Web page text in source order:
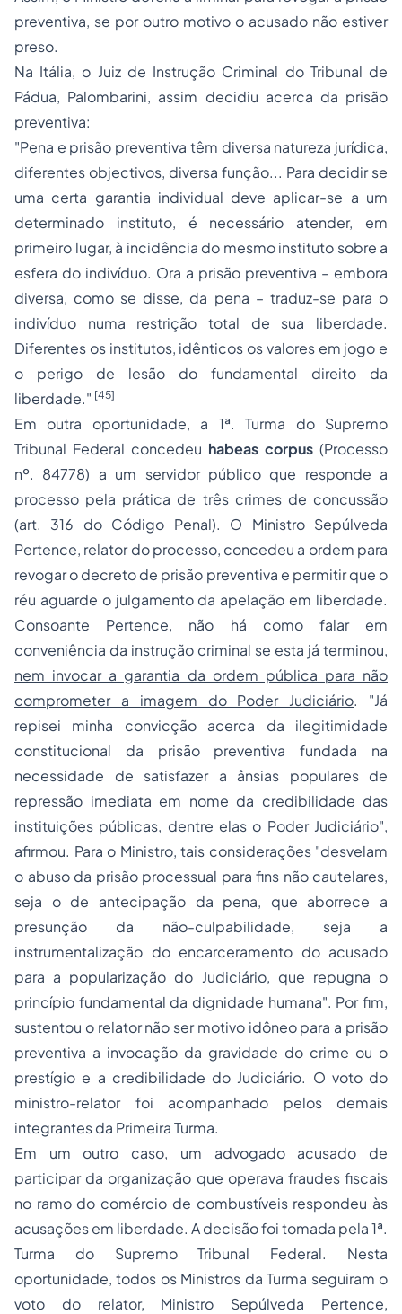
preventiva, se por outro motivo o acusado não estiver
preso.
Na Itália, o Juiz de Instrução Criminal do Tribunal de
Pádua, Palombarini, assim decidiu acerca da prisão
preventiva:
"Pena e prisão preventiva têm diversa natureza jurídica,
diferentes objectivos, diversa função... Para decidir se
uma certa garantia individual deve aplicar-se a um
determinado instituto, é necessário atender, em
primeiro lugar, à incidência do mesmo instituto sobre a
esfera do indivíduo. Ora a prisão preventiva – embora
diversa, como se disse, da pena – traduz-se para o
indivíduo numa restrição total de sua liberdade.
Diferentes os institutos, idênticos os valores em jogo e
o perigo de lesão do fundamental direito da
liberdade." [45]
Em outra oportunidade, a 1ª. Turma do Supremo
Tribunal Federal concedeu habeas corpus (Processo
nº. 84778) a um servidor público que responde a
processo pela prática de três crimes de concussão
(art. 316 do Código Penal). O Ministro Sepúlveda
Pertence, relator do processo, concedeu a ordem para
revogar o decreto de prisão preventiva e permitir que o
réu aguarde o julgamento da apelação em liberdade.
Consoante Pertence, não há como falar em
conveniência da instrução criminal se esta já terminou,
nem invocar a garantia da ordem pública para não
comprometer a imagem do Poder Judiciário. "Já
repisei minha convicção acerca da ilegitimidade
constitucional da prisão preventiva fundada na
necessidade de satisfazer a ânsias populares de
repressão imediata em nome da credibilidade das
instituições públicas, dentre elas o Poder Judiciário",
afirmou. Para o Ministro, tais considerações "desvelam
o abuso da prisão processual para fins não cautelares,
seja o de antecipação da pena, que aborrece a
presunção da não-culpabilidade, seja a
instrumentalização do encarceramento do acusado
para a popularização do Judiciário, que repugna o
princípio fundamental da dignidade humana". Por fim,
sustentou o relator não ser motivo idôneo para a prisão
preventiva a invocação da gravidade do crime ou o
prestígio e a credibilidade do Judiciário. O voto do
ministro-relator foi acompanhado pelos demais
integrantes da Primeira Turma.
Em um outro caso, um advogado acusado de
participar da organização que operava fraudes fiscais
no ramo do comércio de combustíveis respondeu às
acusações em liberdade. A decisão foi tomada pela 1ª.
Turma do Supremo Tribunal Federal. Nesta
oportunidade, todos os Ministros da Turma seguiram o
voto do relator, Ministro Sepúlveda Pertence,